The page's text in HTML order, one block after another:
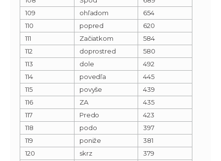
109
ohľadom
654
110
popred
620
111
Začiatkom
584
112
doprostred
580
113
dole
492
114
povedľa
445
115
povyše
439
116
ZA
435
117
Predo
423
118
podo
397
119
poniže
381
120
skrz
379